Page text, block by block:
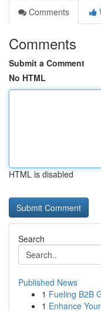
Comments
Comments
Submit a Comment
No HTML
HTML is disabled
Search
Published News
1 Fueling B2B
1 Enhance